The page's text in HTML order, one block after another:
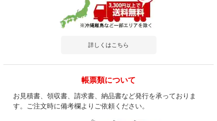
詳しくはこちら
帳票類について
お見積書、領収書、請求書、納品書など発行を承っておりま
す。ご注文時に備考欄よりご依頼ください。